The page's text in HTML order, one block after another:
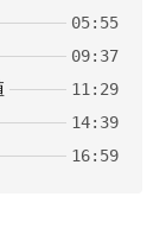
05:55
09:37
11:29
14:39
16:59